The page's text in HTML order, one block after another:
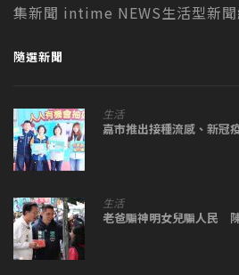
集新聞 intime NEWS生活型新聞
隨選新聞
生活
嘉市推出接種流感、新
生活
老爸騙神明女兒騙人民